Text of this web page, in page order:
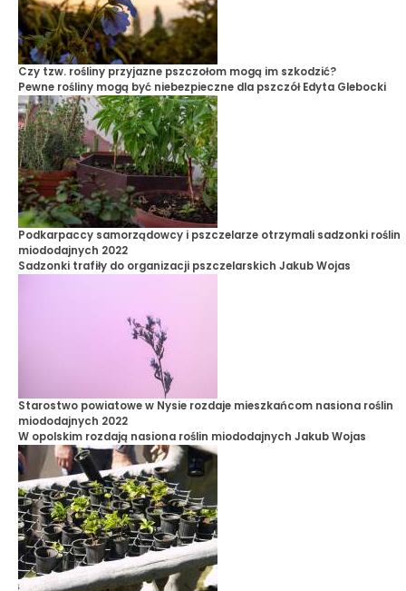
Czy tzw. rośliny przyjazne pszczołom mogą im szkodzić?
Pewne rośliny mogą być niebezpieczne dla pszczółEdyta Glebocki
Podkarpaccy samorządowcy i pszczelarze otrzymali sadzonki roślin
miododajnych 2022
Sadzonki trafiły do organizacji pszczelarskich Jakub Wojas
Starostwo powiatowe w Nysie rozdaje mieszkańcom nasiona roślin
miododajnych 2022
W opolskim rozdają nasiona roślin miododajnych Jakub Wojas